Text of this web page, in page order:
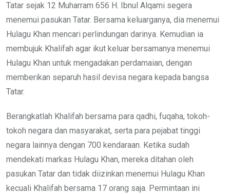
Tatar sejak 12 Muharram 656 H. Ibnul Alqami segera
menemui pasukan Tatar. Bersama keluarganya, dia menemui
Hulagu Khan mencari perlindungan darinya. Kemudian ia
membujuk Khalifah agar ikut keluar bersamanya menemui
Hulagu Khan untuk mengadakan perdamaian, dengan
memberikan separuh hasil devisa negara kepada bangsa
Tatar.
Berangkatlah Khalifah bersama para qadhi, fuqaha, tokoh-
tokoh negara dan masyarakat, serta para pejabat tinggi
negara lainnya dengan 700 kendaraan. Ketika sudah
mendekati markas Hulagu Khan, mereka ditahan oleh
pasukan Tatar dan tidak diizinkan menemui Hulagu Khan
kecuali Khalifah bersama 17 orang saja. Permintaan ini